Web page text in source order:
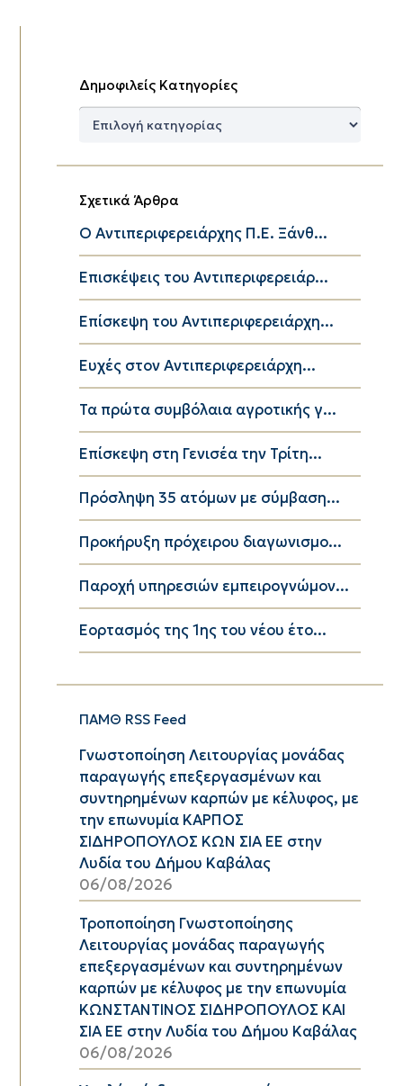
Δημοφιλείς Κατηγορίες
Δημοφιλείς
Σχετικά Άρθρα
Ο Αντιπεριφερειάρχης Π.Ε. Ξάνθ...
Επισκέψεις του Αντιπεριφερειάρ...
Επίσκεψη του Αντιπεριφερειάρχη...
Ευχές στον Αντιπεριφερειάρχη...
Τα πρώτα συμβόλαια αγροτικής γ...
Επίσκεψη στη Γενισέα την Τρίτη...
Πρόσληψη 35 ατόμων με σύμβαση...
Προκήρυξη πρόχειρου διαγωνισμο...
Παροχή υπηρεσιών εμπειρογνώμον...
Εορτασμός της 1ης του νέου έτο...
ΠΑΜΘ RSS Feed
Γνωστοποίηση Λειτουργίας μονάδας
παραγωγής επεξεργασμένων και
συντηρημένων καρπών με κέλυφος, με
την επωνυμία ΚΑΡΠΟΣ
ΣΙΔΗΡΟΠΟΥΛΟΣ ΚΩΝ ΣΙΑ ΕΕ στην
Λυδία του Δήμου Καβάλας
06/08/2026
Τροποποίηση Γνωστοποίησης
Λειτουργίας μονάδας παραγωγής
επεξεργασμένων και συντηρημένων
καρπών με κέλυφος με την επωνυμία
ΚΩΝΣΤΑΝΤΙΝΟΣ ΣΙΔΗΡΟΠΟΥΛΟΣ ΚΑΙ
ΣΙΑ ΕΕ στην Λυδία του Δήμου Καβάλας
06/08/2026